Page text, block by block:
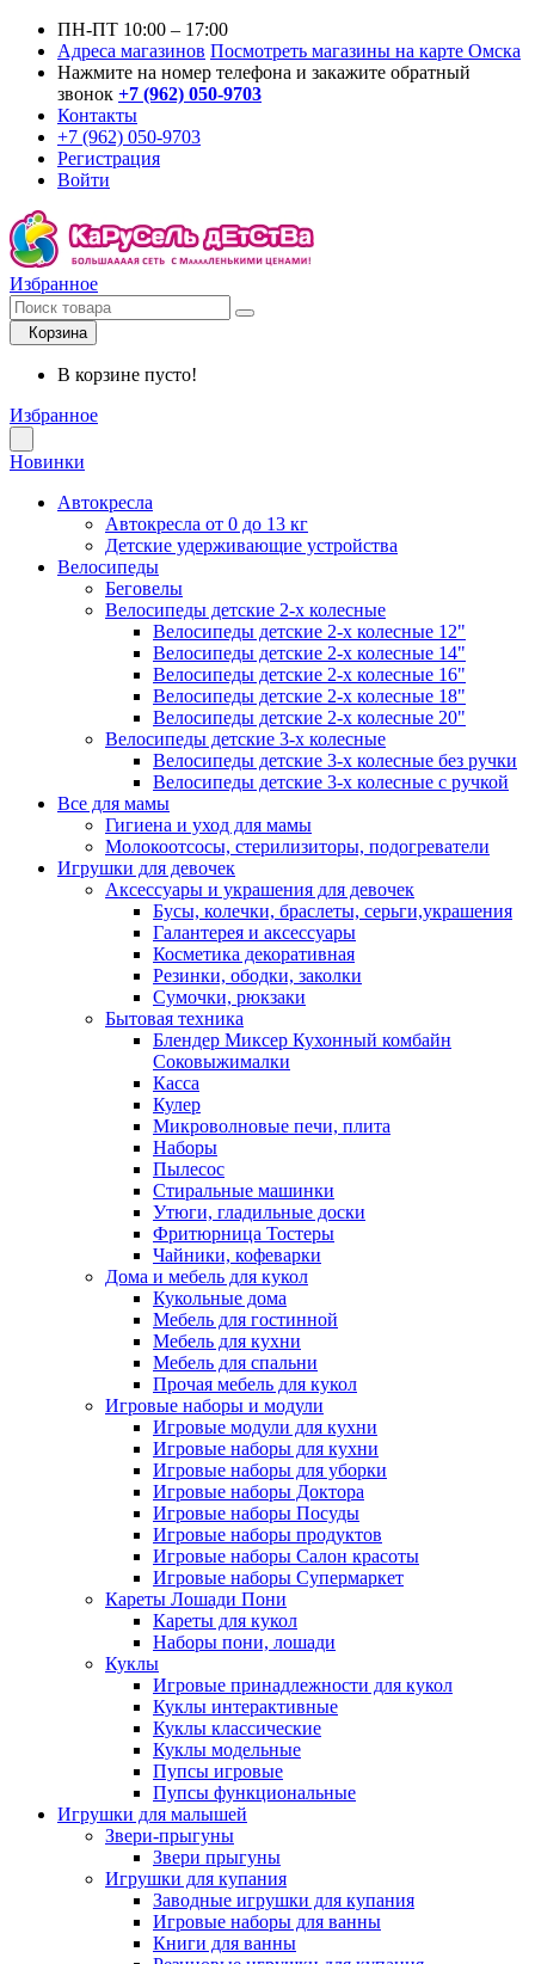
ПН-ПТ 10:00 – 17:00
Адреса магазинов Посмотреть магазины на карте Омска
Нажмите на номер телефона и закажите обратный
звонок +7 (962) 050-9703
Контакты
+7 (962) 050-9703
Регистрация
Войти
Избранное
Корзина
В корзине пусто!
Избранное
Новинки
Автокресла
Автокресла от 0 до 13 кг
Детские удерживающие устройства
Велосипеды
Беговелы
Велосипеды детские 2-х колесные
Велосипеды детские 2-х колесные 12"
Велосипеды детские 2-х колесные 14"
Велосипеды детские 2-х колесные 16"
Велосипеды детские 2-х колесные 18"
Велосипеды детские 2-х колесные 20"
Велосипеды детские 3-х колесные
Велосипеды детские 3-х колесные без ручки
Велосипеды детские 3-х колесные с ручкой
Все для мамы
Гигиена и уход для мамы
Молокоотсосы, стерилизиторы, подогреватели
Игрушки для девочек
Аксессуары и украшения для девочек
Бусы, колечки, браслеты, серьги,украшения
Галантерея и аксессуары
Косметика декоративная
Резинки, ободки, заколки
Сумочки, рюкзаки
Бытовая техника
Блендер Миксер Кухонный комбайн
Соковыжималки
Касса
Кулер
Микроволновые печи, плита
Наборы
Пылесос
Стиральные машинки
Утюги, гладильные доски
Фритюрница Тостеры
Чайники, кофеварки
Дома и мебель для кукол
Кукольные дома
Мебель для гостинной
Мебель для кухни
Мебель для спальни
Прочая мебель для кукол
Игровые наборы и модули
Игровые модули для кухни
Игровые наборы для кухни
Игровые наборы для уборки
Игровые наборы Доктора
Игровые наборы Посуды
Игровые наборы продуктов
Игровые наборы Салон красоты
Игровые наборы Супермаркет
Кареты Лошади Пони
Кареты для кукол
Наборы пони, лошади
Куклы
Игровые принадлежности для кукол
Куклы интерактивные
Куклы классические
Куклы модельные
Пупсы игровые
Пупсы функциональные
Игрушки для малышей
Звери-прыгуны
Звери прыгуны
Игрушки для купания
Заводные игрушки для купания
Игровые наборы для ванны
Книги для ванны